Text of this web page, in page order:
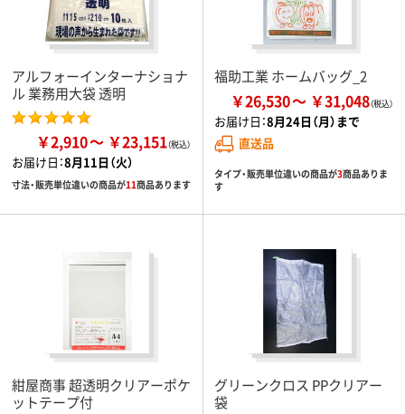
アルフォーインターナショナ
ル 業務用大袋 透明
￥2,910 ￥23,151
お届け日：8月11日（火）
寸法・販売単位違いの商品が11商品あります
福助工業 ホームバッグ_2
￥26,530 ￥31,048
お届け日：8月24日（月）まで
直送品
タイプ・販売単位違いの商品が3商品ありま
す
紺屋商事 超透明クリアーポケ
ットテープ付
グリーンクロス PPクリアー
袋